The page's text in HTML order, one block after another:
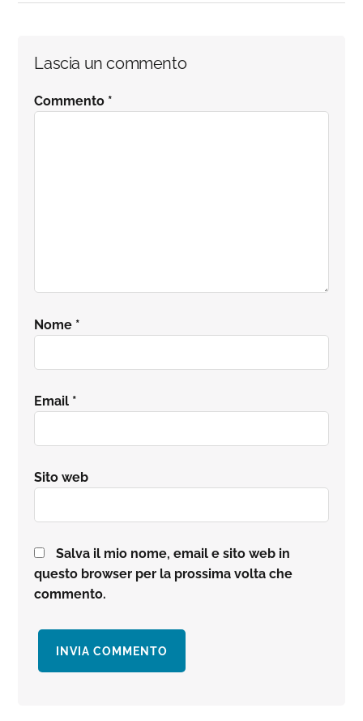
Interazioni
del
Lascia un commento
Commento *
Nome *
Email *
Sito web
Salva il mio nome, email e sito web in
questo browser per la prossima volta che
commento.